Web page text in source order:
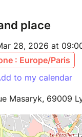
place
28, 2026 at
: Europe/Paris
to my calendar
Masaryk, 69009